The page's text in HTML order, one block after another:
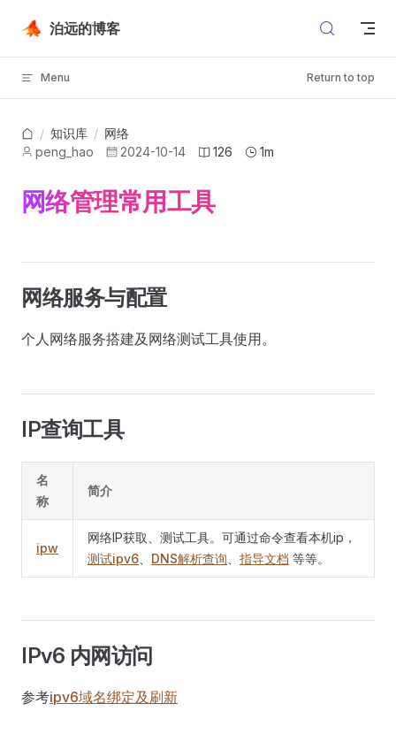
Skip to content
泊远的博客
Menu Return to top
/ 知识库 / 网络
peng_hao
2024-10-14 126 1m
网络管理常用工具
网络服务与配置
个人网络服务搭建及网络测试工具使用。
IP查询工具
名
称
简介
ipw
网络IP获取、测试工具。可通过命令查看本机ip，
测试ipv6
DNS解析查询 指导文档 等等。
IPv6 内网访问
参考ipv6域名绑定及刷新